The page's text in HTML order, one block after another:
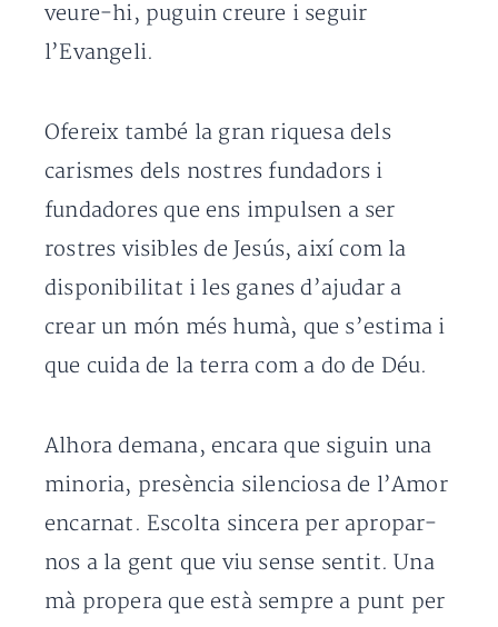
veure-hi, puguin creure i seguir
l’Evangeli.
Ofereix també la gran riquesa dels
carismes dels nostres fundadors i
fundadores que ens impulsen a ser
rostres visibles de Jesús, així com la
disponibilitat i les ganes d’ajudar a
crear un món més humà, que s’estima i
que cuida de la terra com a do de Déu.
Alhora demana, encara que siguin una
minoria, presència silenciosa de l’Amor
encarnat. Escolta sincera per apropar-
nos a la gent que viu sense sentit. Una
mà propera que està sempre a punt per